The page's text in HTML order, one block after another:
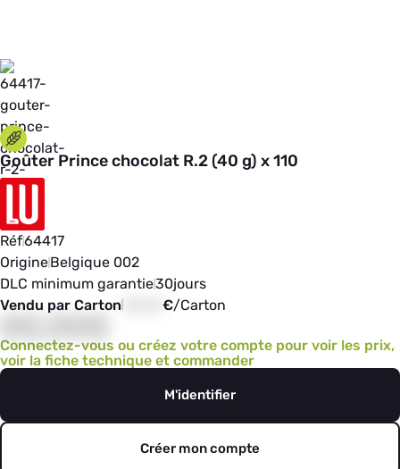
Goûter Prince chocolat R.2 (40 g) x 110
Réf64417
OrigineBelgique 002
DLC minimum garantie30jours
Vendu par Carton
€/Carton
Connectez-vous ou créez votre compte pour voir les prix,
voir la fiche technique et commander
M'identifier
Créer mon compte